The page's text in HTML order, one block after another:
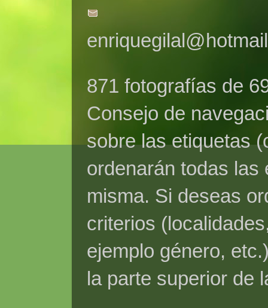
871 fotografías de
Consejo de
sobre las etiquetas
ordenarán todas las
misma. Si deseas
criterios
ejemplo género,
la parte superior de